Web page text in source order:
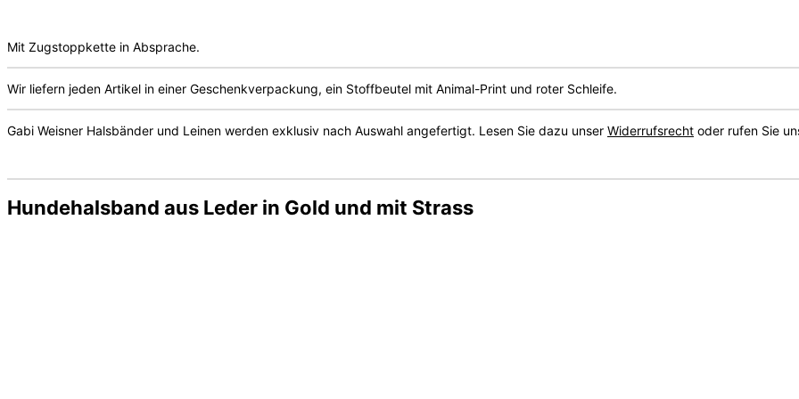
Mit Zugstoppkette in Absprache.
Wir liefern jeden Artikel in einer Geschenkverpackung, ein Stoffbeutel mit Animal-Print und roter Schleife.
Gabi Weisner Halsbänder und Leinen werden exklusiv nach Auswahl angefertigt. Lesen Sie dazu unser Widerrufsrecht oder rufen Sie
Hundehalsband aus Leder in Gold und mit Strass